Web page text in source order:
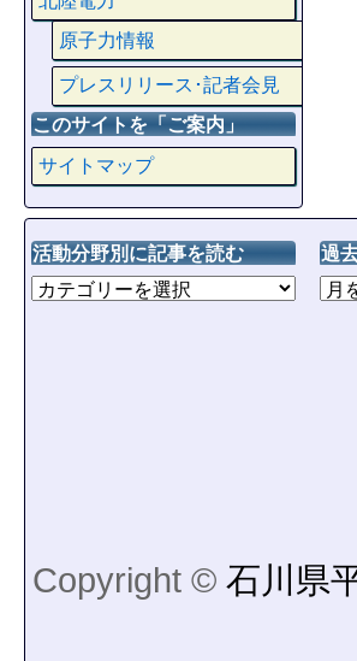
原子力情報
プレスリリース･記者会見
このサイトを「ご案内」
サイトマップ
活動分野別に記事を読む 過
Copyright © 石川県